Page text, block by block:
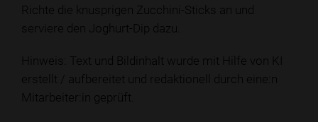
Richte die knusprigen Zucchini-Sticks an und
serviere den Joghurt-Dip dazu.
Hinweis: Text und Bildinhalt wurde mit Hilfe von KI
erstellt / aufbereitet und redaktionell durch eine:n
Mitarbeiter:in geprüft.